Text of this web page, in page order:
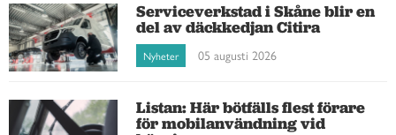
Serviceverkstad i Skåne blir en
del av däckkedjan Citira
Nyheter 05 augusti 2026
Listan: Här bötfälls flest förare
för mobilanvändning vid